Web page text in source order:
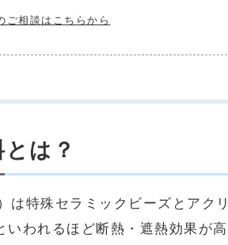
ご相談はこちらから
は？
は特殊セラミックビーズとアク
いわれるほど断熱・遮熱効果が